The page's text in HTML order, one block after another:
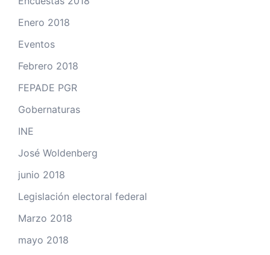
Enero 2018
Eventos
Febrero 2018
FEPADE PGR
Gobernaturas
INE
José Woldenberg
junio 2018
Legislación electoral federal
Marzo 2018
mayo 2018